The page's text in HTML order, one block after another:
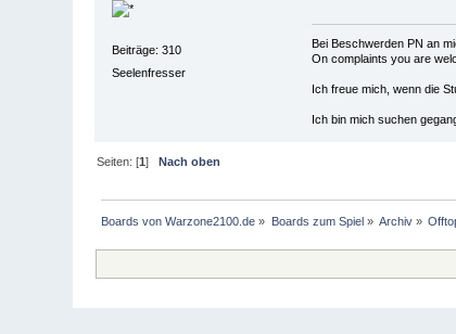
Beiträge: 310
Seelenfresser
Bei Beschwerden PN an
On complaints you are
Ich freue mich, wenn die
Ich bin mich suchen
Seiten: [1]
Nach oben
Boards von Warzone2100.de » Boards zum Spiel » Archiv »